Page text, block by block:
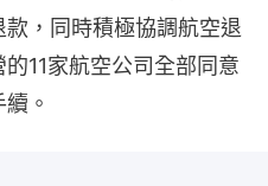
，同時積極協調航空退
11家航空公司全部同意
。